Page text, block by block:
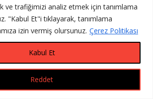
ve trafiğimizi analiz etmek için tanımlama
"Kabul Et"i tıklayarak, tanımlama
izin vermiş olursunuz. Çerez Politikası
Reddet
Kabul Et